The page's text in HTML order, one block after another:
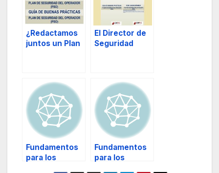
¿Redactamos
juntos un Plan
El Director de
Seguridad
Operador.
Fundamentos
para los
Fundamentos
para los